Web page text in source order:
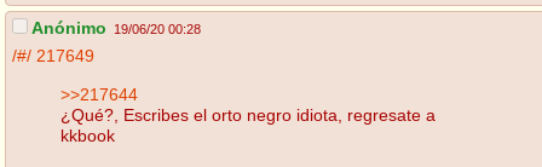
Anónimo 19/06/20 00:28
/#/ 217649
>>217644
¿Qué?, Escribes el orto negro idiota, regresate a
kkbook